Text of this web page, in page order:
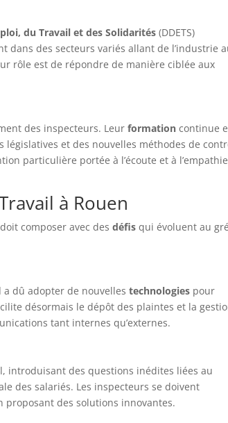
du Travail et des Solidarités (DDETS)
dans des secteurs variés allant de l’industrie
rôle est de répondre de manière ciblée aux
des inspecteurs. Leurformation continue
et des nouvelles méthodes de
particulière portée à l’écoute et à l’empathie
à Rouen
composer avec desdéfis qui évoluent au gré
a dû adopter de nouvellestechnologies pour
désormais le dépôt des plaintes et la
tant internes qu’externes.
introduisant des questions inédites liées au
des salariés. Les inspecteurs se doivent
proposant des solutions innovantes.